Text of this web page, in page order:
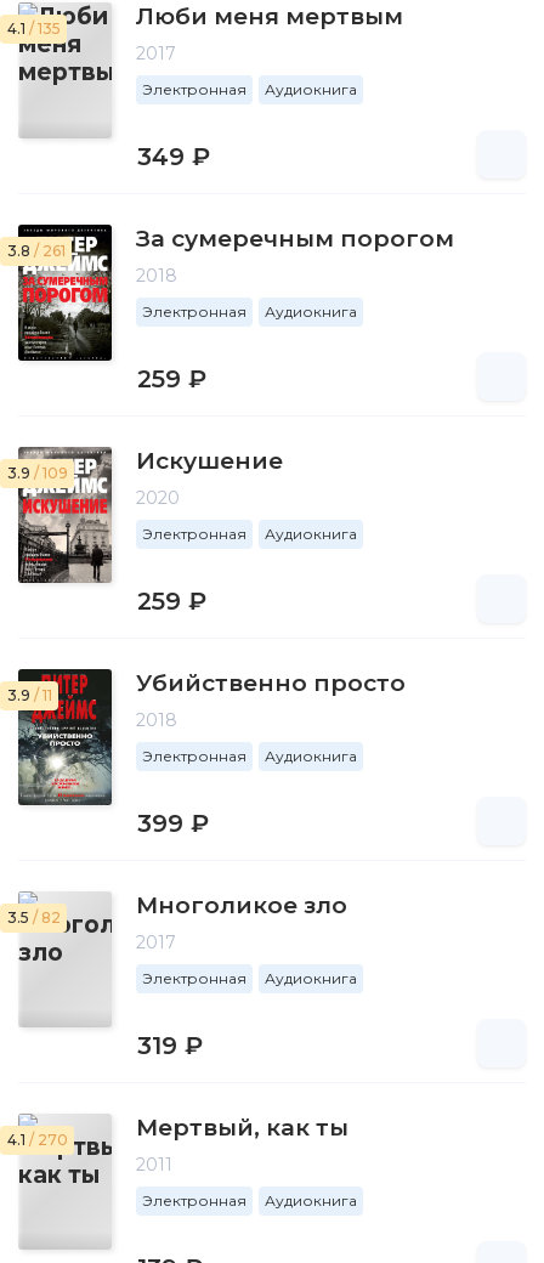
4.1 / 135 Люби меня мертвым
2017
Электронная Аудиокнига
349 ₽
3.8 / 261 За сумеречным порогом
2018
Электронная Аудиокнига
259 ₽
3.9 / 109 Искушение
2020
Электронная Аудиокнига
259 ₽
3.9 / 11 Убийственно просто
2018
Электронная Аудиокнига
399 ₽
3.5 / 82 Многоликое зло
2017
Электронная Аудиокнига
319 ₽
4.1 / 270 Мертвый, как ты
2011
Электронная Аудиокнига